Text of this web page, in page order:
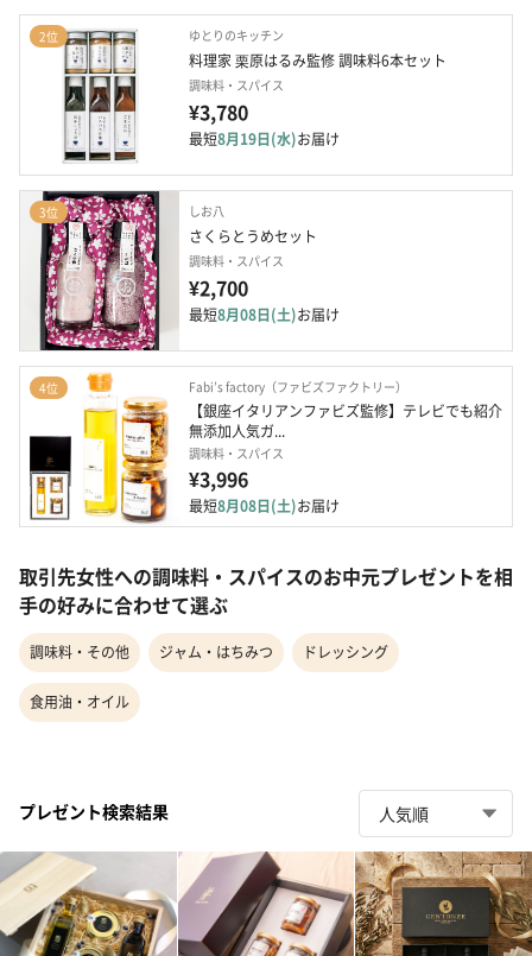
2位 ゆとりのキッチン
料理家 栗原はるみ監修 調味料6本セット
調味料・スパイス
¥3,780
最短8月19日(水)お届け
3位 しお八
さくらとうめセット
調味料・スパイス
¥2,700
最短8月08日(土)お届け
4位 Fabi’s factory（ファビズファクトリー）
【銀座イタリアンファビズ監修】テレビでも紹介
無添加人気ガ...
調味料・スパイス
¥3,996
最短8月08日(土)お届け
取引先女性への調味料・スパイスのお中元プレゼントを相
手の好みに合わせて選ぶ
調味料・その他 ジャム・はちみつ ドレッシング
食用油・オイル
プレゼント検索結果